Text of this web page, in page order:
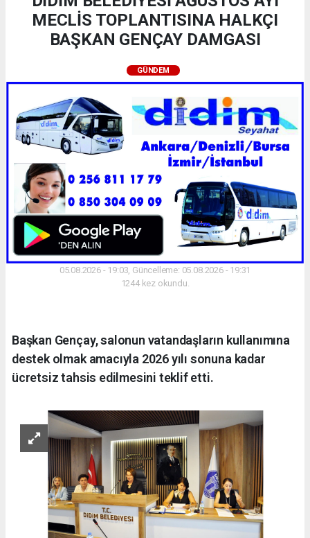
MECLİS TOPLANTISINA HALKÇI
BAŞKAN GENÇAY DAMGASI
GÜNDEM
05.08.2026 - 19:03, Güncelleme: 05.08.2026 - 19:31
1244 kez okundu.
Başkan Gençay, salonun vatandaşların kullanımına
destek olmak amacıyla 2026 yılı sonuna kadar
ücretsiz tahsis edilmesini teklif etti.